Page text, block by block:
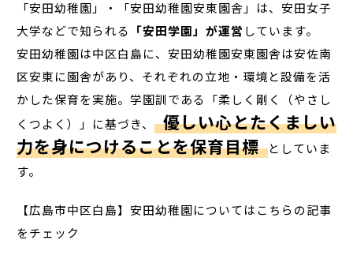
「安田幼稚園」・「安田幼稚園安東園舎」は、安田女子
大学などで知られる 「安田学園」が運営 しています。
安田幼稚園は中区白島に、安田幼稚園安東園舎は安佐南
区安東に園舎があり、それぞれの立地・環境と設備を活
かした保育を実施。学園訓である「柔しく剛く（やさし
くつよく）」に基づき、 優しい心とたくましい
力を身につけることを保育目標 としていま
す。
【広島市中区白島】安田幼稚園についてはこちらの記事
をチェック